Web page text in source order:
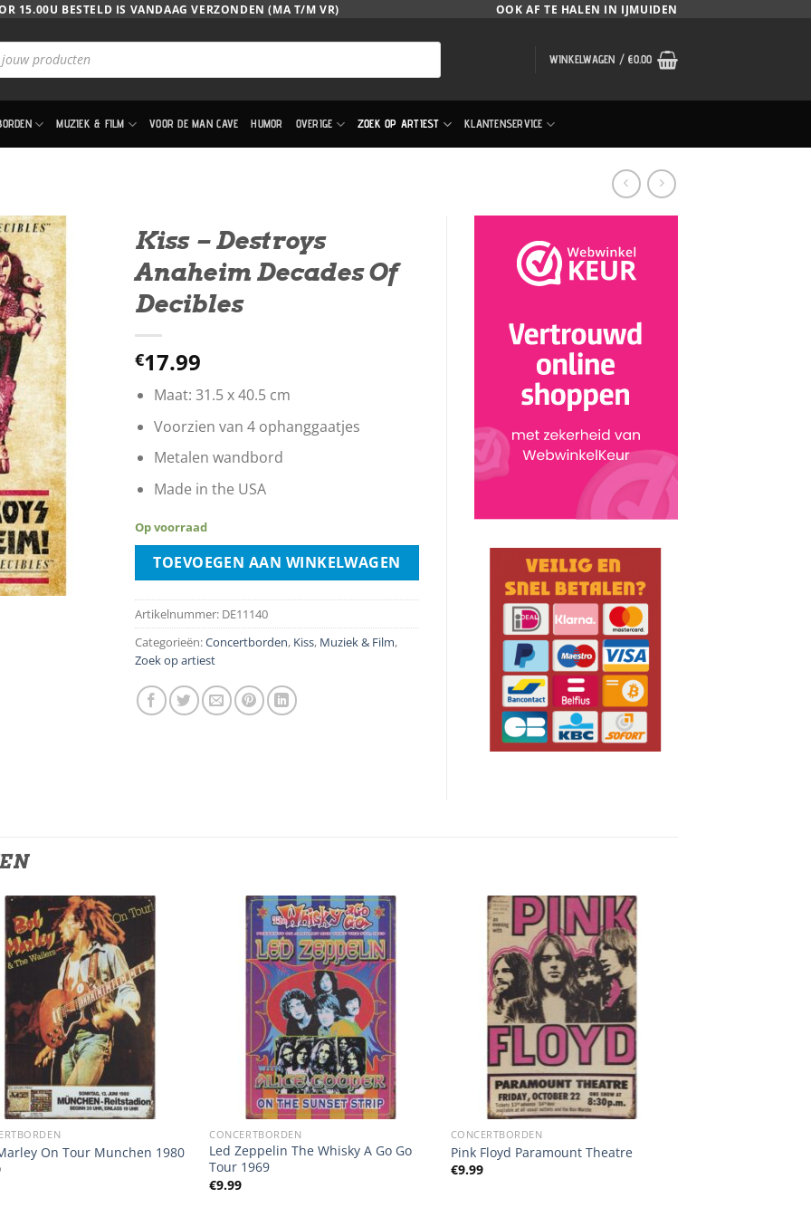
15.00U BESTELD IS VANDAAG VERZONDEN (MA T/M VR) OOK AF TE HALEN IN IJMUIDEN
WINKELWAGEN /€0.00
MUZIEK & FILM VOOR DE MAN CAVE HUMOR OVERIGE ZOEK OP ARTIEST KLANTENSERVICE
Kiss – Destroys
Anaheim Decades Of
Decibles
€17.99
Maat: 31.5 x 40.5 cm
Voorzien van 4 ophanggaatjes
Metalen wandbord
Made in the USA
Op voorraad
TOEVOEGEN AAN WINKELWAGEN
Artikelnummer: DE11140
Categorieën:Concertborden, Kiss, Muziek & Film,
Zoek op artiest
On Tour Munchen 1980
CONCERTBORDEN
Led Zeppelin The Whisky A Go Go
Tour 1969
€9.99
CONCERTBORDEN
Pink Floyd Paramount Theatre
€9.99